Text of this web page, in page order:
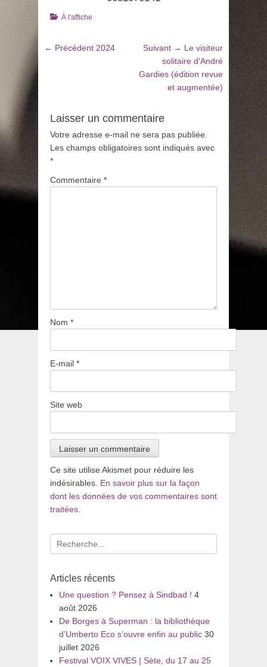
Catégories
À l'affiche
Navigation
← Précédent Article
2024 Suivant → Article
suivant
:
Le visiteur
solitaire d’André
Gardies (édition revue
et augmentée)
Laisser un commentaire
Votre adresse e-mail ne sera pas publiée.
Les champs obligatoires sont indiqués avec
*
Commentaire *
Nom *
E-mail *
Site web
Ce site utilise Akismet pour réduire les
indésirables. En savoir plus sur la façon
dont les données de vos commentaires sont
traitées
Recherche
pour
Articles récents
Une question ? Pensez à Sindbad ! 4
août 2026
De Borges à Superman : la bibliothèque
d’Umberto Eco s’ouvre enfin au public 30
juillet 2026
Festival VOIX VIVES | Sète, du 17 au 25